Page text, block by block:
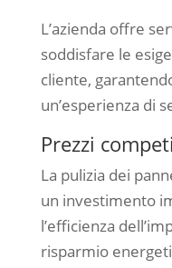
L’azienda offre
soddisfare le
cliente,
un’esperienza di
Prezzi
La pulizia dei
un investimento
l’efficienza
risparmio